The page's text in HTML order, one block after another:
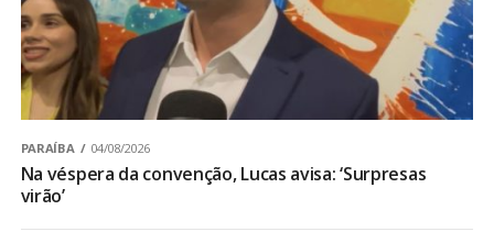
PARAÍBA 04/08/2026
Na véspera da convenção, Lucas avisa: ‘Surpresas
virão’